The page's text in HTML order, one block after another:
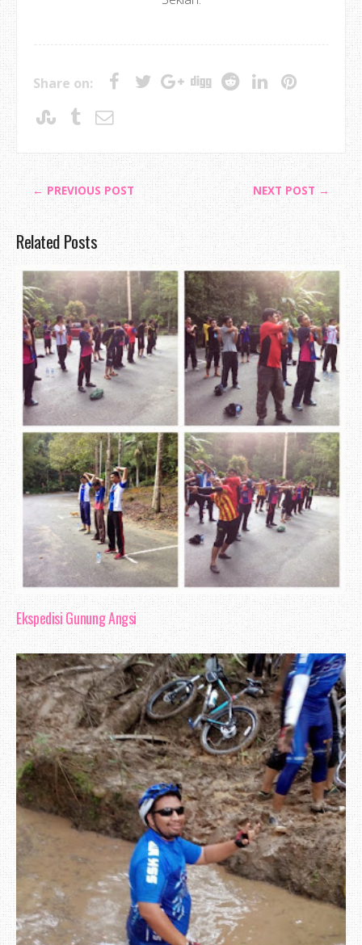
Share on:
← PREVIOUS POST NEXT POST →
Related Posts
Ekspedisi Gunung Angsi